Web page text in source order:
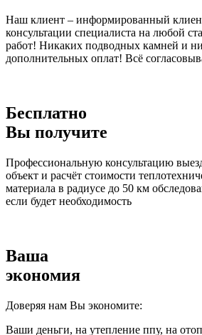
Наш клиент – информированный
консультации специалиста на любой
работ! Никаких подводных камней и
дополнительных оплат! Всё
Бесплатно
Вы получите
Профессиональную консультацию
объект и расчёт стоимости
материала в радиусе до 50 км
если будет необходимость
Ваша
экономия
Доверяя нам Вы экономите:
Ваши деньги, на утепление ппу, на